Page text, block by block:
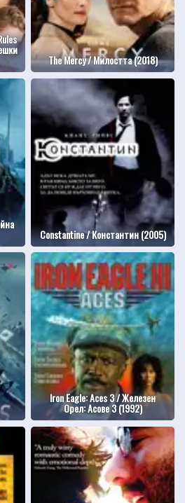
The Mercy / Милостта (2018)
Constantine / Константин (2005)
Iron Eagle: Aces 3 / Железен
Орел: Асове 3 (1992)